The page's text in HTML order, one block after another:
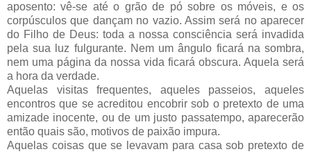
aposento: vê-se até o grão de pó sobre os móveis, e os
corpúsculos que dançam no vazio. Assim será no aparecer
do Filho de Deus: toda a nossa consciência será invadida
pela sua luz fulgurante. Nem um ângulo ficará na sombra,
nem uma página da nossa vida ficará obscura. Aquela será
a hora da verdade.
Aquelas visitas frequentes, aqueles passeios, aqueles
encontros que se acreditou encobrir sob o pretexto de uma
amizade inocente, ou de um justo passatempo, aparecerão
então quais são, motivos de paixão impura.
Aquelas coisas que se levavam para casa sob pretexto de